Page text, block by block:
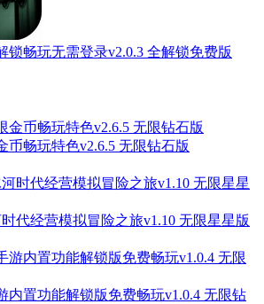
锁畅玩无需登录v2.0.3 全解锁免费版
币畅玩特色v2.6.5 无限钻石版
代经营模拟冒险之旅v1.10 无限星星版
内置功能解锁版免费畅玩v1.0.4 无限钻